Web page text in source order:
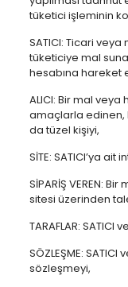
tüketici işleminin
SATICI: Ticari
tüketiciye mal
hesabına hareket
ALICI: Bir mal
amaçlarla edinen,
da tüzel kişiyi,
SİTE: SATICI’ya ait
SİPARİŞ VEREN:
sitesi üzerinden
TARAFLAR: SATICI
SÖZLEŞME:
sözleşmeyi,